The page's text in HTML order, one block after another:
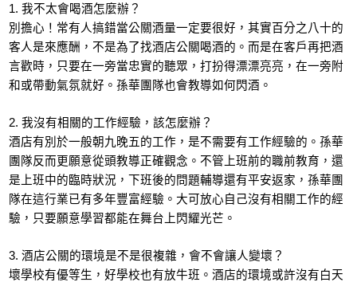
1. 我不太會喝酒怎麼辦？
別擔心！常有人搞錯當公關酒量一定要很好，其實百分之八十的
客人是來應酬，不是為了找酒店公關喝酒的。而是在客戶再把酒
言歡時，只要在一旁當忠實的聽眾，打扮得漂漂亮亮，在一旁附
和或帶動氣氛就好。孫華團隊也會教導如何閃酒。
2. 我沒有相關的工作經驗，該怎麼辦？
酒店有別於一般朝九晚五的工作，是不需要有工作經驗的。孫華
團隊反而更願意從頭教導正確觀念。不管上班前的職前教育，還
是上班中的臨時狀況，下班後的問題輔導還有平安返家，孫華團
隊在這行業已有多年豐富經驗。大可放心自己沒有相關工作的經
驗，只要願意學習都能在舞台上閃耀光芒。
3. 酒店公關的環境是不是很複雜，會不會讓人變壞？
壞學校有優等生，好學校也有放牛班。酒店的環境或許沒有白天